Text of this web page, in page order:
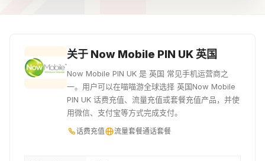
关于 Now Mobile PIN UK 英国
Now Mobile PIN UK 是 英国 常见手机运营商之
一。用户可以在喵喵游全球选择 英国Now Mobile
PIN UK 话费充值、流量充值或套餐充值产品，并使
用微信、支付宝等方式完成支付。
话费充值 流量套餐通话套餐